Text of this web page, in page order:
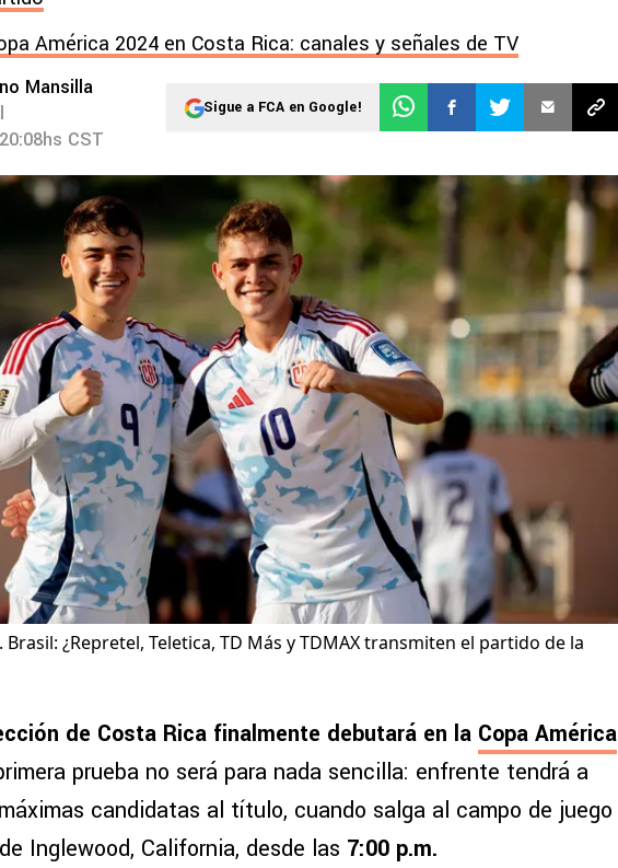
América 2024 en Costa Rica: canales y señales de TV
Mansilla
CST
Sigue a FCA en Google!
Brasil: ¿Repretel, Teletica, TD Más y TDMAX transmiten el partido de la
de Costa Rica finalmente debutará en la Copa América
prueba no será para nada sencilla: enfrente tendrá a
candidatas al título, cuando salga al campo de juego
de Inglewood, California, desde las 7:00 p.m.